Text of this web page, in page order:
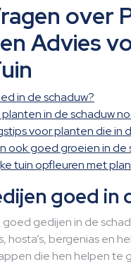
over
Advies
in de schaduw?
in de schaduw
voor planten die in
ook goed groeien in de
tuin opfleuren met
goed in
gedijen in de
hosta’s, bergenias en
die hen helpen te